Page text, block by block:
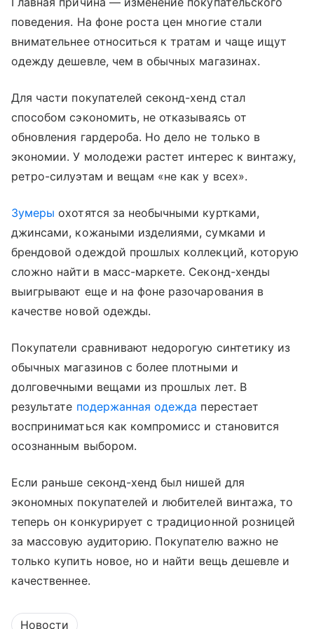
поведения. На фоне роста цен многие стали
внимательнее относиться к тратам и чаще ищут
одежду дешевле, чем в обычных магазинах.
Для части покупателей секонд-хенд стал
способом сэкономить, не отказываясь от
обновления гардероба. Но дело не только в
экономии. У молодежи растет интерес к винтажу,
ретро-силуэтам и вещам «не как у всех».
Зумеры охотятся за необычными куртками,
джинсами, кожаными изделиями, сумками и
брендовой одеждой прошлых коллекций, которую
сложно найти в масс-маркете. Секонд-хенды
выигрывают еще и на фоне разочарования в
качестве новой одежды.
Покупатели сравнивают недорогую синтетику из
обычных магазинов с более плотными и
долговечными вещами из прошлых лет. В
результате подержанная одежда перестает
восприниматься как компромисс и становится
осознанным выбором.
Если раньше секонд-хенд был нишей для
экономных покупателей и любителей винтажа, то
теперь он конкурирует с традиционной розницей
за массовую аудиторию. Покупателю важно не
только купить новое, но и найти вещь дешевле и
качественнее.
Новости